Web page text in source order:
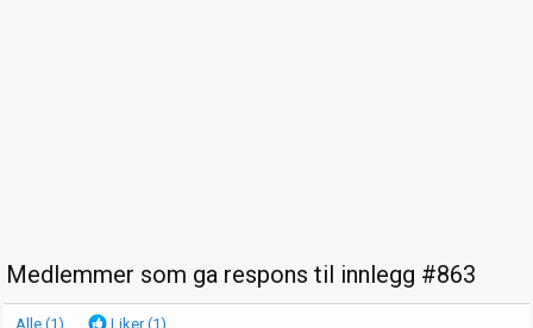
Medlemmer som ga respons til innlegg #863
Alle (1) Liker(1)